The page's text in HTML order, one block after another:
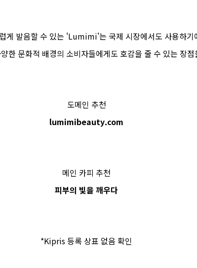
게 발음할 수 있는 'Lumimi'는 국제 시장에서도 사용하기
한 문화적 배경의 소비자들에게도 호감을 줄 수 있는 장
도메인 추천
lumimibeauty.com
메인 카피 추천
피부의 빛을 깨우다
*Kipris 등록 상표 없음 확인